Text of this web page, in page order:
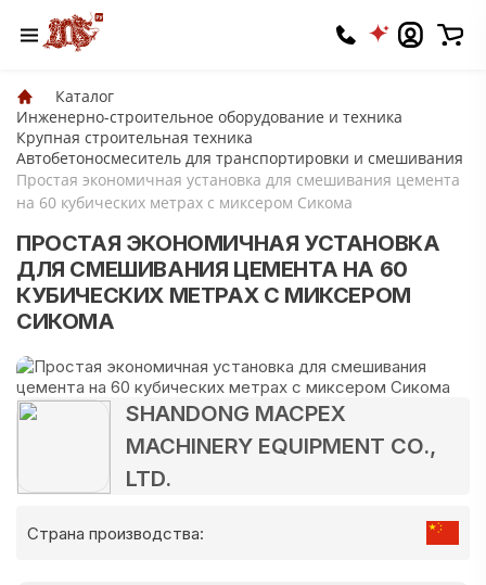
Каталог
Инженерно-строительное оборудование и техника
Крупная строительная техника
Автобетоносмеситель для транспортировки и смешивания
Простая экономичная установка для смешивания цемента
на 60 кубических метрах с миксером Сикома
ПРОСТАЯ ЭКОНОМИЧНАЯ УСТАНОВКА
ДЛЯ СМЕШИВАНИЯ ЦЕМЕНТА НА 60
КУБИЧЕСКИХ МЕТРАХ С МИКСЕРОМ
СИКОМА
SHANDONG MACPEX
MACHINERY EQUIPMENT CO.,
LTD.
Страна производства: